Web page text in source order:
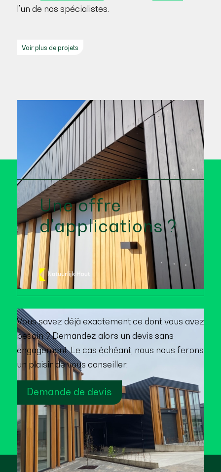
l'un de nos spécialistes.
Voir plus de projets
Une offre
d'applications ?
Vous savez déjà exactement ce dont vous avez
besoin ? Demandez alors un devis sans
engagement. Le cas échéant, nous nous ferons
un plaisir de vous conseiller.
Demande de devis